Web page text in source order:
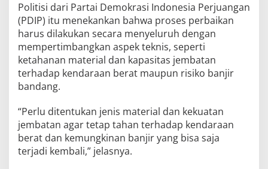
Politisi dari Partai Demokrasi Indonesia Perjuangan
(PDIP) itu menekankan bahwa proses perbaikan
harus dilakukan secara menyeluruh dengan
mempertimbangkan aspek teknis, seperti
ketahanan material dan kapasitas jembatan
terhadap kendaraan berat maupun risiko banjir
bandang.
“Perlu ditentukan jenis material dan kekuatan
jembatan agar tetap tahan terhadap kendaraan
berat dan kemungkinan banjir yang bisa saja
terjadi kembali,” jelasnya.